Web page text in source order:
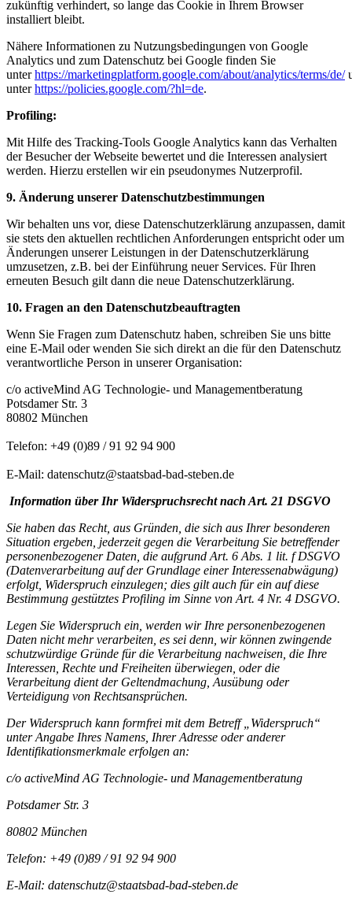
zukünftig verhindert, so lange das Cookie in Ihrem Browser
installiert bleibt.
Nähere Informationen zu Nutzungsbedingungen von Google
Analytics und zum Datenschutz bei Google finden Sie
unterhttps://marketingplatform.google.com/about/analytics/terms/de/
unterhttps://policies.google.com/?hl=de.
Profiling:
Mit Hilfe des Tracking-Tools Google Analytics kann das Verhalten
der Besucher der Webseite bewertet und die Interessen analysiert
werden. Hierzu erstellen wir ein pseudonymes Nutzerprofil.
9. Änderung unserer Datenschutzbestimmungen
Wir behalten uns vor, diese Datenschutzerklärung anzupassen, damit
sie stets den aktuellen rechtlichen Anforderungen entspricht oder um
Änderungen unserer Leistungen in der Datenschutzerklärung
umzusetzen, z.B. bei der Einführung neuer Services. Für Ihren
erneuten Besuch gilt dann die neue Datenschutzerklärung.
10. Fragen an den Datenschutzbeauftragten
Wenn Sie Fragen zum Datenschutz haben, schreiben Sie uns bitte
eine E-Mail oder wenden Sie sich direkt an die für den Datenschutz
verantwortliche Person in unserer Organisation:
c/o activeMind AG Technologie- und Managementberatung
Potsdamer Str. 3
80802 München
Telefon: +49 (0)89 / 91 92 94 900
E-Mail: datenschutz@staatsbad-bad-steben.de
Information über Ihr Widerspruchsrecht nach Art. 21 DSGVO
Sie haben das Recht, aus Gründen, die sich aus Ihrer besonderen
Situation ergeben, jederzeit gegen die Verarbeitung Sie betreffender
personenbezogener Daten, die aufgrund Art. 6 Abs. 1 lit. f DSGVO
(Datenverarbeitung auf der Grundlage einer Interessenabwägung)
erfolgt, Widerspruch einzulegen; dies gilt auch für ein auf diese
Bestimmung gestütztes Profiling im Sinne von Art. 4 Nr. 4 DSGVO.
Legen Sie Widerspruch ein, werden wir Ihre personenbezogenen
Daten nicht mehr verarbeiten, es sei denn, wir können zwingende
schutzwürdige Gründe für die Verarbeitung nachweisen, die Ihre
Interessen, Rechte und Freiheiten überwiegen, oder die
Verarbeitung dient der Geltendmachung, Ausübung oder
Verteidigung von Rechtsansprüchen.
Der Widerspruch kann formfrei mit dem Betreff „Widerspruch“
unter Angabe Ihres Namens, Ihrer Adresse oder anderer
Identifikationsmerkmale erfolgen an:
c/o activeMind AG Technologie- und Managementberatung
Potsdamer Str. 3
80802 München
Telefon: +49 (0)89 / 91 92 94 900
E-Mail: datenschutz@staatsbad-bad-steben.de